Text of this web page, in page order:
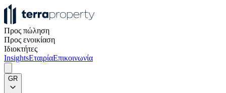
Προς πώληση
Προς ενοικίαση
Ιδιοκτήτες
InsightsΕταιρίαΕπικοινωνία
GR